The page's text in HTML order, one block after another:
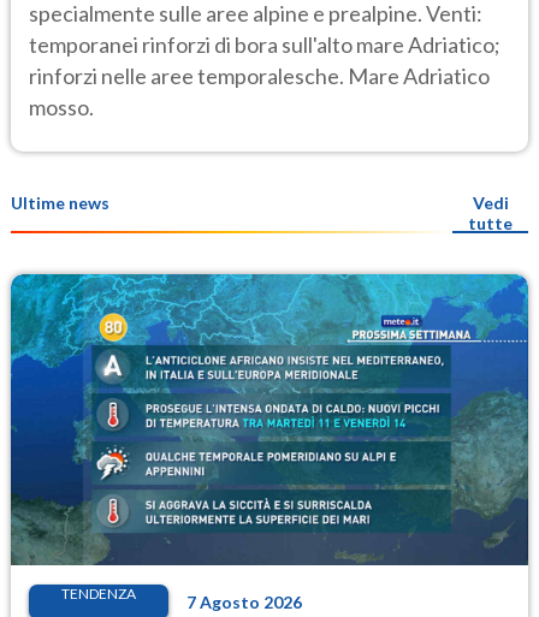
specialmente sulle aree alpine e prealpine. Venti:
temporanei rinforzi di bora sull'alto mare Adriatico;
rinforzi nelle aree temporalesche. Mare Adriatico
mosso.
Ultime news
Vedi
tutte
TENDENZA 7 Agosto 2026